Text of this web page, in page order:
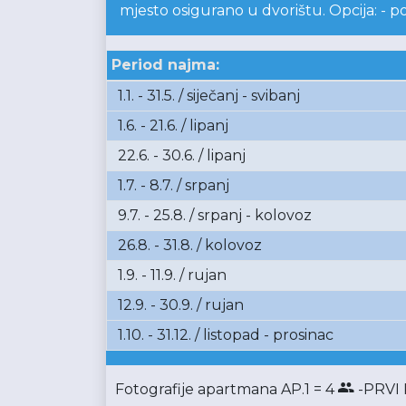
mjesto osigurano u dvorištu. Opcija: -
Period najma:
1.1. - 31.5. / siječanj - svibanj
1.6. - 21.6. / lipanj
22.6. - 30.6. / lipanj
1.7. - 8.7. / srpanj
9.7. - 25.8. / srpanj - kolovoz
26.8. - 31.8. / kolovoz
1.9. - 11.9. / rujan
12.9. - 30.9. / rujan
1.10. - 31.12. / listopad - prosinac
Fotografije apartmana AP.1 = 4 -PRVI